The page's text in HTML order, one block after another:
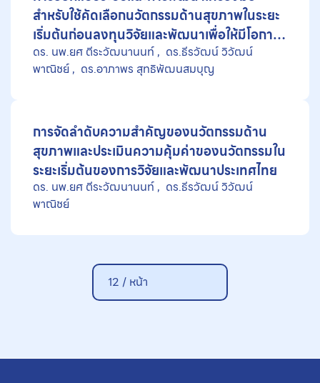
สำหรับใช้คัดเลือกนวัตกรรมด้านสุขภาพในระยะ
เริ่มต้นก่อนลงทุนวิจัยและพัฒนาเพื่อให้มีโอกาส
บรรจุเข้าในชุดสิทธิประโยชน์ในระบบหลักประกัน
สุขภาพ
ดร. นพ.ยศ ตีระวัฒนานนท์
พาณิชย์
ดร.อาภาพร สุทธิพัฒนสมบุญ
การจัดลำดับความสำคัญของนวัตกรรมด้าน
สุขภาพและประเมินความคุ้มค่าของนวัตกรรมใน
ระยะเริ่มต้นของการวิจัยและพัฒนาประเทศไทย
ดร. นพ.ยศ ตีระวัฒนานนท์
พาณิชย์
12 / หน้า